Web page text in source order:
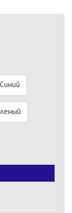
Синий